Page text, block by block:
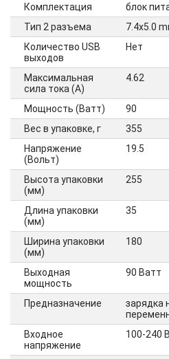
Комплектация
блок
Тип 2 разъема
7.4x5.0
Количество USB
выходов
Нет
Максимальная
сила тока (А)
4.62
Мощность (Ватт)
90
Вес в упаковке, г
355
Напряжение
(Вольт)
19.5
Высота упаковки
(мм)
255
Длина упаковки
(мм)
35
Ширина упаковки
(мм)
180
Выходная
мощность
90 Ватт
Предназначение
зарядка
Входное
напряжение
100-240 В